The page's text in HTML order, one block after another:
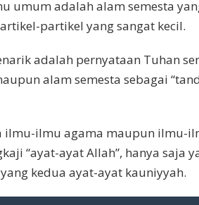
umum adalah alam semesta
partikel yang sangat kecil.
adalah pernyataan Tuhan
alam semesta sebagai
ilmu-ilmu agama maupun ilmu-
“ayat-ayat Allah”, hanya saja
kedua ayat-ayat kauniyyah.